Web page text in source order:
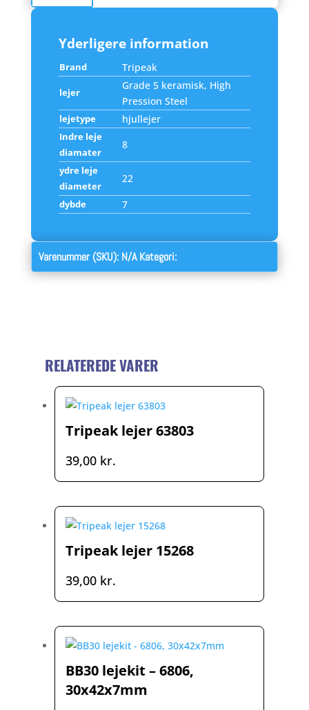
Yderligere information
Brand Tripeak
lejer
Grade 5 keramisk, High
Pression Steel
lejetype hjullejer
Indre leje
diamater
8
ydre leje
diameter
22
dybde 7
Varenummer (SKU): N/A Kategori:
RELATEREDE VARER
Tripeak lejer 63803
39,00 kr.
Tripeak lejer 15268
39,00 kr.
BB30 lejekit – 6806,
30x42x7mm